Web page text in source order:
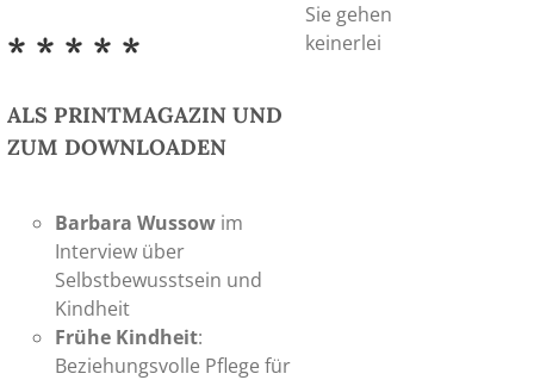
auf
der
* * * * *
ALS PRINTMAGAZIN UND
ZUM DOWNLOADEN
Barbara Wussow im
Interview über
Selbstbewusstsein und
Kindheit
Frühe Kindheit:
Beziehungsvolle Pflege für
Sie gehen
keinerlei